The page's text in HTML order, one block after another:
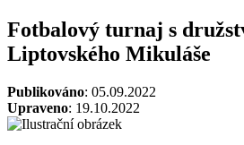
Fotbalový turnaj s
Liptovského Mikuláše
Publikováno: 05.09.2022
Upraveno: 19.10.2022